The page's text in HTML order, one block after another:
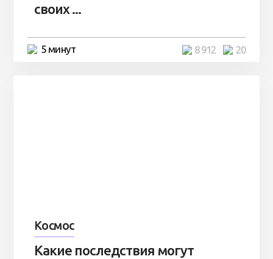
своих ...
5 минут 20
8 912
Космос
Какие последствия могут